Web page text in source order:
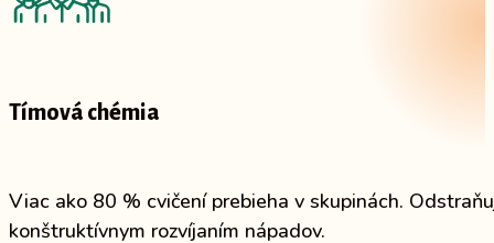
Tímová chémia
Viac ako 80 % cvičení prebieha v skupinách.
konštruktívnym rozvíjaním nápadov.